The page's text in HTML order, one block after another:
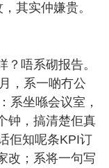
其实仲嫌贵。
唔系砌报告。
，系一啲冇公
系坐喺会议室，
钟，搞清楚佢真
佢知呢条KPI订
改；系将一句写